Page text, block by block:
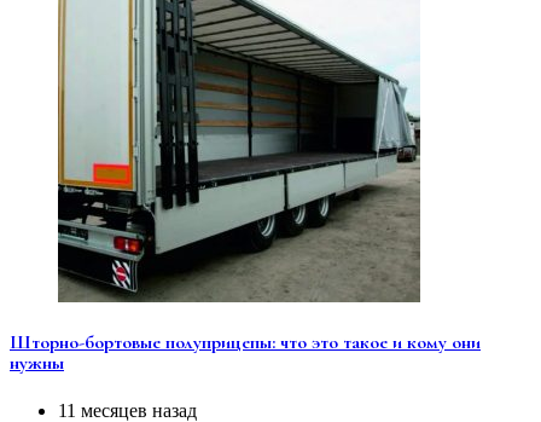
Шторно-бортовые полуприцепы: что это такое и кому они
нужны
11 месяцев назад